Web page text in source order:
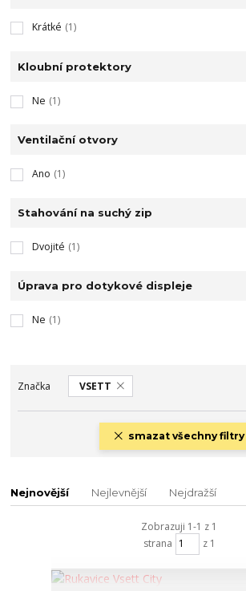
Krátké (1)
Kloubní protektory
Ne (1)
Ventilační otvory
Ano (1)
Stahování na suchý zip
Dvojité (1)
Úprava pro dotykové displeje
Ne (1)
Značka VSETT
smazat všechny filtry
Nejnovější Nejlevnější Nejdražší
Zobrazuji 1-1 z 1
strana
z 1